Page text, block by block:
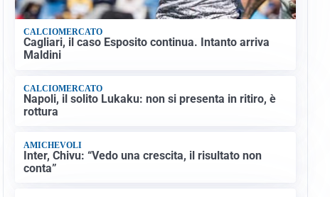
CALCIOMERCATO
Cagliari, il caso Esposito continua. Intanto arriva
Maldini
CALCIOMERCATO
Napoli, il solito Lukaku: non si presenta in ritiro, è
rottura
AMICHEVOLI
Inter, Chivu: “Vedo una crescita, il risultato non
conta”